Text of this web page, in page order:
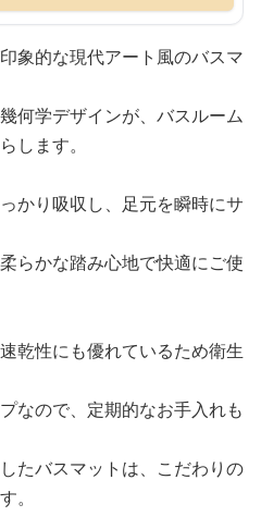
象的な現代アート風のバスマ
何学デザインが、バスルーム
します。
かり吸収し、足元を瞬時にサ
らかな踏み心地で快適にご使
乾性にも優れているため衛生
なので、定期的なお手入れも
たバスマットは、こだわりの
。